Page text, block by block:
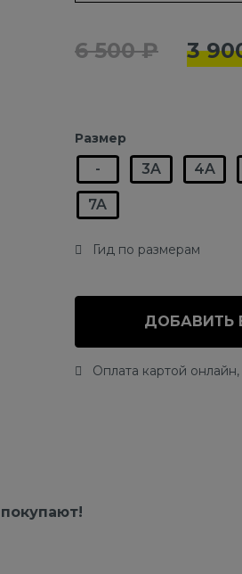
6 500 ₽ 3
Размер
- 3A 4A
7A
Гид по размерам
ДОБАВИТЬ
Оплата картой